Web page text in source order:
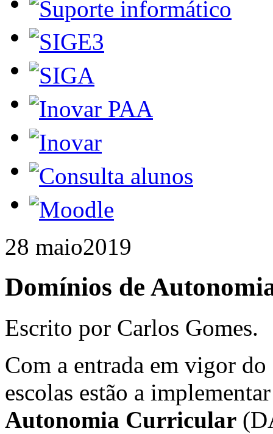
28 maio2019
Domínios de
Escrito por Carlos Gomes.
Com a entrada em vigor
escolas estão a
Autonomia Curricular